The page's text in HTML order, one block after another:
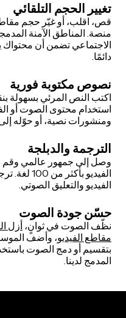
تغيير الحجم التلقائي
قص، اقلب، أو غيّر حجم
منصة. المناطق الآمنة
الاجتماعي تضمن أن
دائمًا.
نصوص مكتوبة فورية
اكتب النص المرئي بسهولة
استخدام محتوى الصوت أو
ومنشورات نصية، أو حوّله
الترجمة والدبلجة
وصل إلى جمهور عالمي وقم
الفيديو
الفيديو والتعليق الصوتي.
حسّن جودة الصوت
نظّف الصوت في ثوانٍ، أزل
مقاطع الفيديو، وأضف
بتقسيم أو دمج الصوت
المدمج لدينا.